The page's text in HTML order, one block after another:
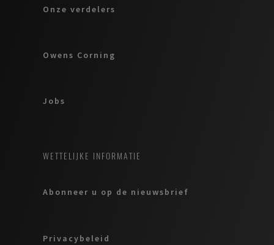
Onze verdelers
Owens Corning
Jobs
WETTELIJKE INFORMATIE
Abonneer u op de nieuwsbrief
Privacybeleid